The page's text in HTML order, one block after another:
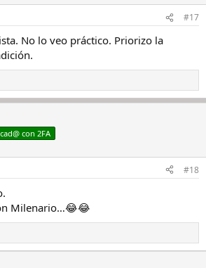
#17
No lo veo práctico. Priorizo la
con 2FA
#18
Milenario…😂😂